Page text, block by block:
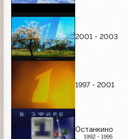
2001 - 2003
1997 - 2001
Останкино
1992 - 1995